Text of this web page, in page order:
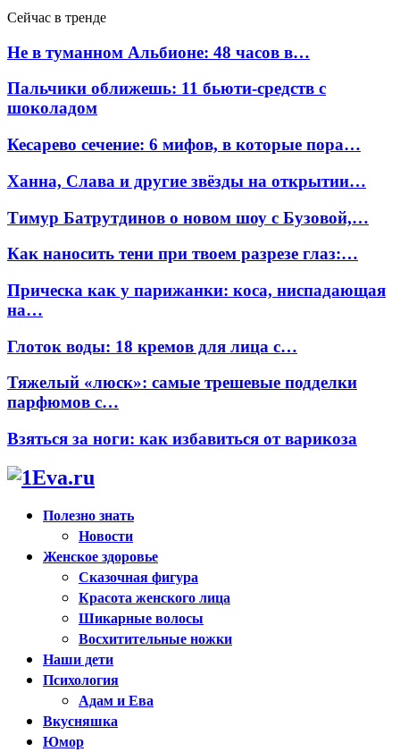
Сейчас в тренде
Не в туманном Альбионе: 48 часов в…
Пальчики оближешь: 11 бьюти-средств с
шоколадом
Кесарево сечение: 6 мифов, в которые пора…
Ханна, Слава и другие звёзды на открытии…
Тимур Батрутдинов о новом шоу с Бузовой,…
Как наносить тени при твоем разрезе глаз:…
Прическа как у парижанки: коса, ниспадающая
на…
Глоток воды: 18 кремов для лица с…
Тяжелый «люск»: самые трешевые подделки
парфюмов с…
Взяться за ноги: как избавиться от варикоза
Полезно знать
Новости
Женское здоровье
Сказочная фигура
Красота женского лица
Шикарные волосы
Восхитительные ножки
Наши дети
Психология
Адам и Ева
Вкусняшка
Юмор